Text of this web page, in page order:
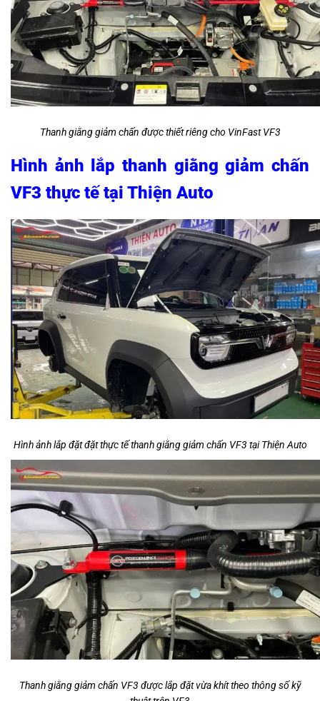
Thanh giằng giảm chấn được thiết riêng cho VinFast VF3
Hình ảnh lắp thanh giằng giảm chấn
VF3 thực tế tại Thiện Auto
Hình ảnh lắp đặt đặt thực tế thanh giằng giảm chấn VF3 tại Thiện Auto
Thanh giằng giảm chấn VF3 được lắp đặt vừa khít theo thông số kỹ